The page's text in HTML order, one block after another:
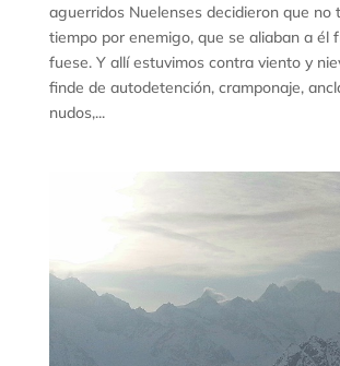
aguerridos Nuelenses decidieron que no
tiempo por enemigo, que se aliaban a él
fuese. Y allí estuvimos contra viento y
finde de autodetención, cramponaje,
nudos,...